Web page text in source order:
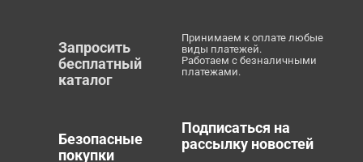
Запросить
бесплатный
каталог
Принимаем к оплате любые
виды платежей.
Работаем с безналичными
платежами.
Безопасные
покупки
Подписаться на
рассылку новостей